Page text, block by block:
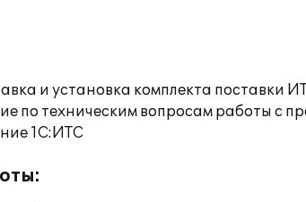
и установка комплекта поставки
по техническим вопросам работы с
1С:ИТС